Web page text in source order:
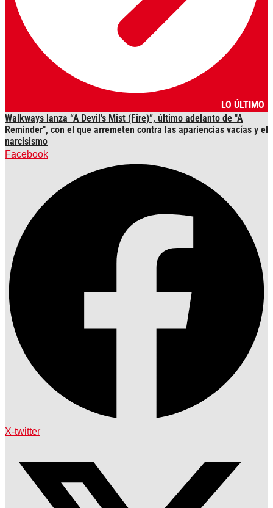
LO ÚLTIMO
Walkways lanza “A Devil's Mist (Fire)”, último adelanto de "A
Reminder", con el que arremeten contra las apariencias vacías y el
narcisismo
Facebook
X-twitter